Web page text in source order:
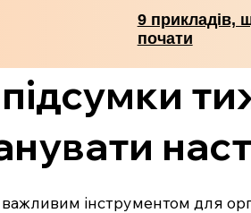
9 прикладів,
почати
інструментом для